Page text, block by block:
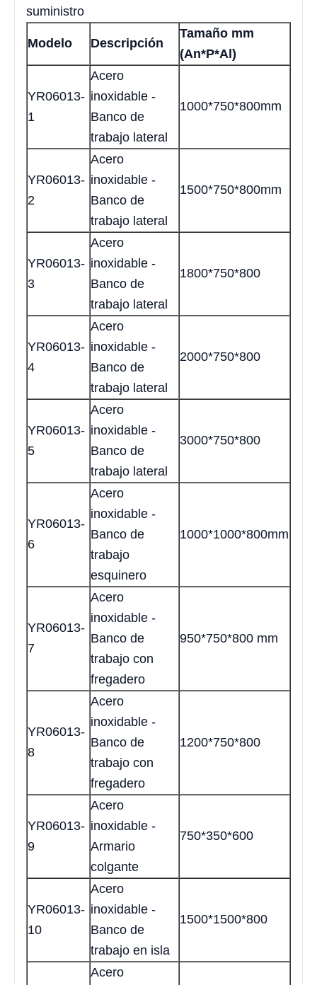
suministro
Modelo Descripción
Tamaño mm
(An*P*Al)
YR06013-
1
Acero
inoxidable -
Banco de
trabajo lateral
1000*750*800mm
YR06013-
2
Acero
inoxidable -
Banco de
trabajo lateral
1500*750*800mm
YR06013-
3
Acero
inoxidable -
Banco de
trabajo lateral
1800*750*800
YR06013-
4
Acero
inoxidable -
Banco de
trabajo lateral
2000*750*800
YR06013-
5
Acero
inoxidable -
Banco de
trabajo lateral
3000*750*800
YR06013-
6
Acero
inoxidable -
Banco de
trabajo
esquinero
1000*1000*800mm
YR06013-
7
Acero
inoxidable -
Banco de
trabajo con
fregadero
950*750*800 mm
YR06013-
8
Acero
inoxidable -
Banco de
trabajo con
fregadero
1200*750*800
YR06013-
9
Acero
inoxidable -
Armario
colgante
750*350*600
YR06013-
10
Acero
inoxidable -
Banco de
trabajo en isla
1500*1500*800
Acero